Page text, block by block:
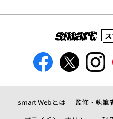
smart Webとは 監修・執筆